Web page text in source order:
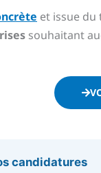
et issue du
souhaitant
candidatures